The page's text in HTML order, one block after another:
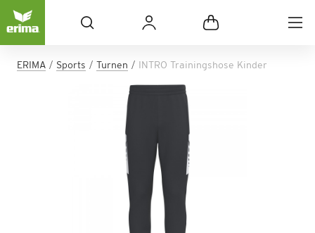
ERIMA Sports Turnen INTRO Trainingshose Kinder